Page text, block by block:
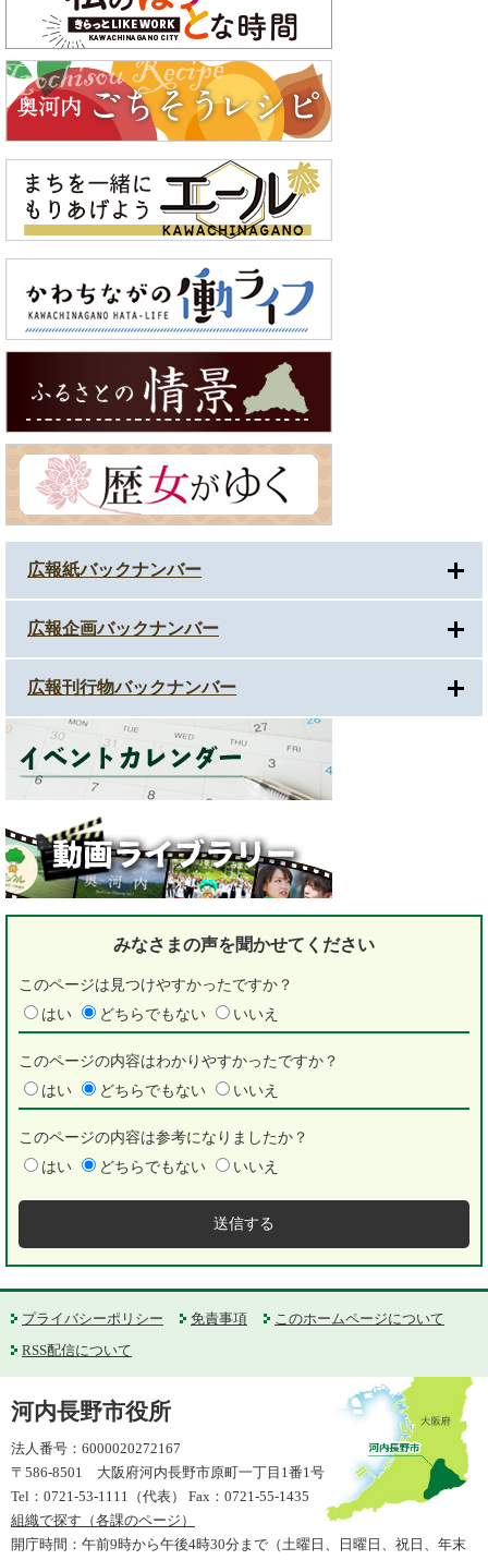
広報紙バックナンバー
広報企画バックナンバー
広報刊行物バックナンバー
みなさまの声を聞かせてください
このページは見つけやすかったですか？
はい
どちらでもない いいえ
このページの内容はわかりやすかったですか？
はい
どちらでもない いいえ
このページの内容は参考になりましたか？
はい
どちらでもない いいえ
プライバシーポリシー 免責事項
このホームページについて
RSS配信について
河内長野市役所
法人番号：6000020272167
〒586-8501 大阪府河内長野市原町一丁目1番1号
Tel：0721-53-1111（代表） Fax：0721-55-1435
組織で探す（各課のページ）
開庁時間：午前9時から午後4時30分まで（土曜日、日曜日、祝日、年末